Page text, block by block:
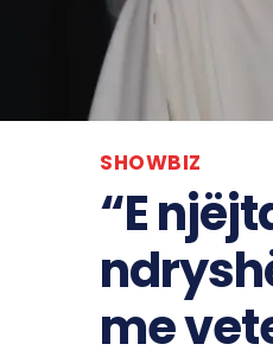
SHOWBIZ
“E
me